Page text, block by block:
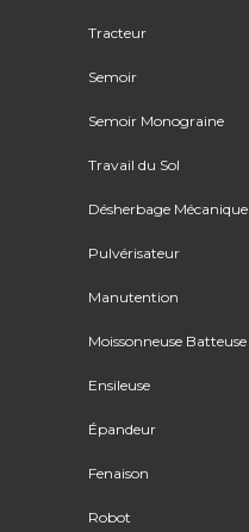
Tracteur
Semoir
Semoir Monograine
Travail du Sol
Désherbage Mécanique
Pulvérisateur
Manutention
Moissonneuse Batteuse
Ensileuse
Épandeur
Fenaison
Robot